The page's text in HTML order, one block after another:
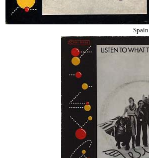
Spain